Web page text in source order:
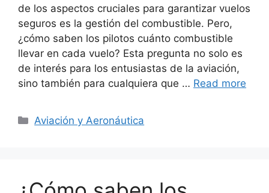
de los aspectos cruciales para garantizar vuelos
seguros es la gestión del combustible. Pero,
¿cómo saben los pilotos cuánto combustible
llevar en cada vuelo? Esta pregunta no solo es
de interés para los entusiastas de la aviación,
sino también para cualquiera que … Read more
Categories
Aviación y Aeronáutica